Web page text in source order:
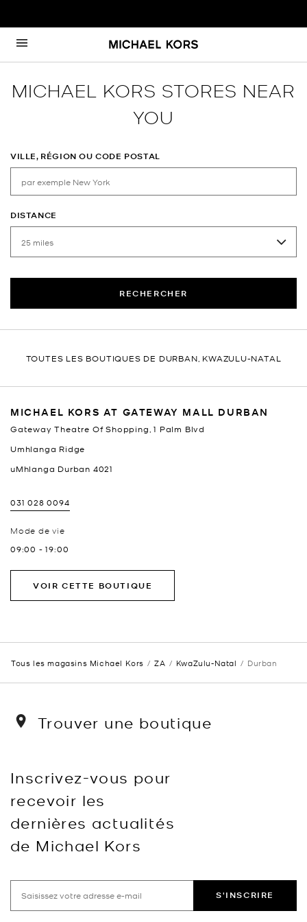
Passer au contenu
Retour à Nav
MICHAEL KORS STORES NEAR
YOU
VILLE, RÉGION OU CODE POSTAL
DISTANCE
RECHERCHER
TOUTES LES BOUTIQUES DE DURBAN, KWAZULU-NATAL
MICHAEL KORS AT GATEWAY MALL DURBAN
Gateway Theatre Of Shopping, 1 Palm Blvd
Umhlanga Ridge
uMhlanga Durban 4021
031 028 0094
Mode de vie
09:00 -19:00
VOIR CETTE BOUTIQUE
Tous les magasins Michael Kors ZA KwaZulu-Natal Durban
Trouver une boutique
Inscrivez-vous pour
recevoir les
dernières actualités
de Michael Kors
S'INSCRIRE